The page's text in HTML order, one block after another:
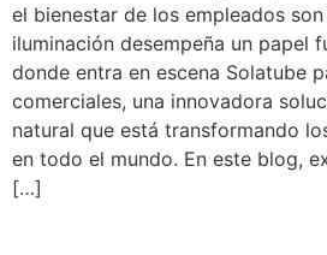
el bienestar de los empleados
iluminación desempeña un papel
donde entra en escena Solatube
comerciales, una innovadora
natural que está transformando
en todo el mundo. En este blog,
[…]